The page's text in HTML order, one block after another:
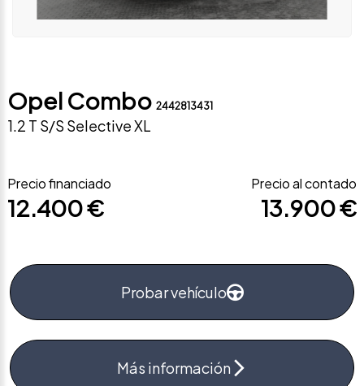
Opel Combo 2442813431
1.2 T S/S Selective XL
Precio financiado
12.400 €
Precio al contado
13.900 €
Probar vehículo
Más información